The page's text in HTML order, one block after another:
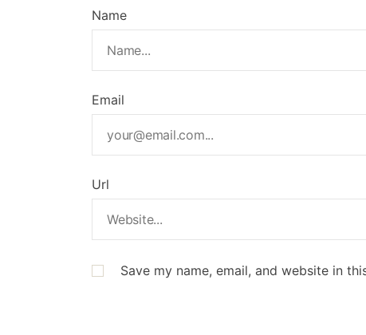
Name
Email
Url
Save my name, email, and website in